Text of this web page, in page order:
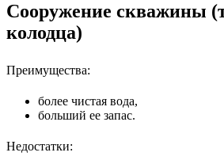
Сооружение скважины
колодца)
Преимущества:
более чистая вода,
больший ее запас.
Недостатки: